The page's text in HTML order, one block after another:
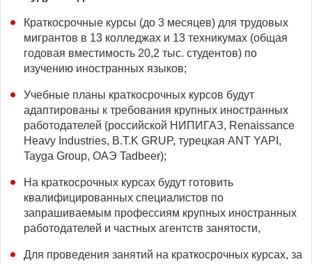
Краткосрочные курсы (до 3 месяцев) для трудовых
мигрантов в 13 колледжах и 13 техникумах (общая
годовая вместимость 20,2 тыс. студентов) по
изучению иностранных языков;
Учебные планы краткосрочных курсов будут
адаптированы к требования крупных иностранных
работодателей (российской НИПИГАЗ, Renaissance
Heavy Industries, B.T.K GRUP, турецкая ANT YAPI,
Tayga Group, ОАЭ Tadbeer);
На краткосрочных курсах будут готовить
квалифицированных специалистов по
запрашиваемым профессиям крупных иностранных
работодателей и частных агентств занятости,
Для проведения занятий на краткосрочных курсах, за